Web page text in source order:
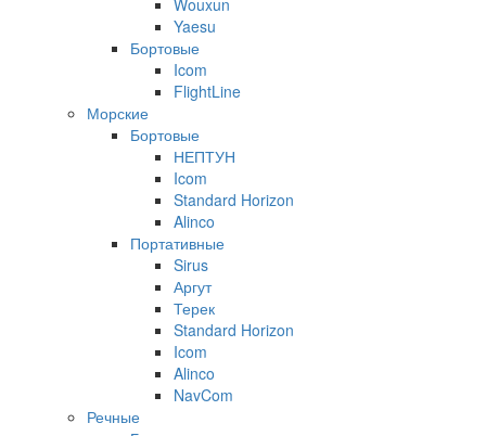
Yaesu
Бортовые
Icom
FlightLine
Морские
Бортовые
НЕПТУН
Icom
Standard Horizon
Alinco
Портативные
Sirus
Аргут
Терек
Standard Horizon
Icom
Alinco
NavCom
Речные